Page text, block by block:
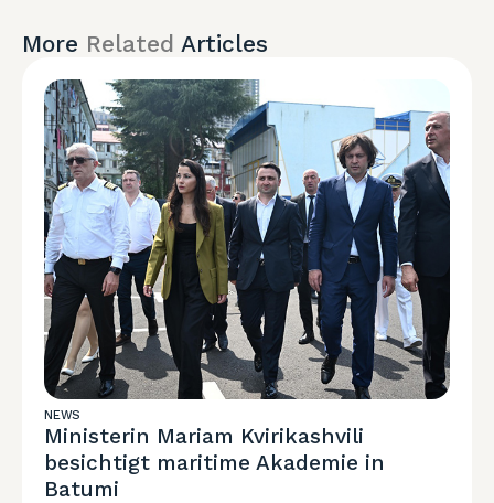
More Related Articles
NEWS
Ministerin Mariam Kvirikashvili
besichtigt maritime Akademie in
Batumi